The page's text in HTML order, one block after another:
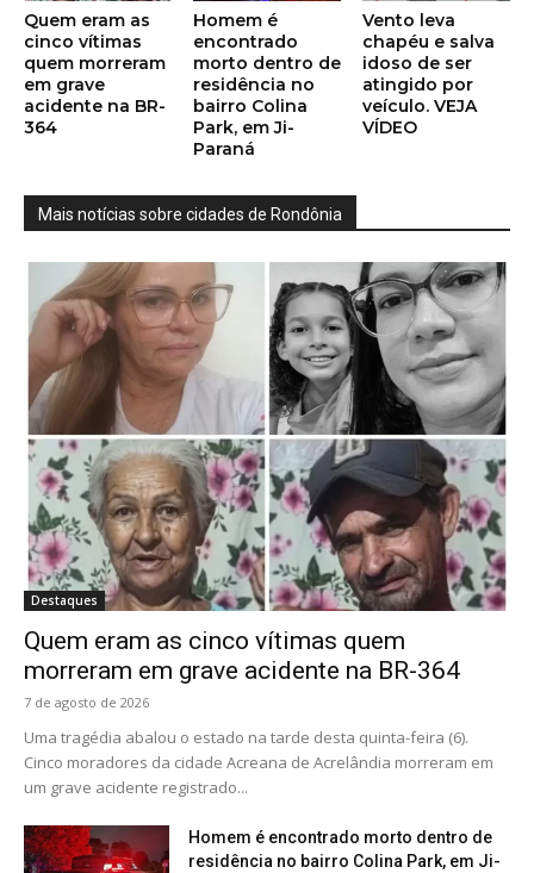
Quem eram as
cinco vítimas
quem morreram
em grave
acidente na BR-
364
Homem é
encontrado
morto dentro de
residência no
bairro Colina
Park, em Ji-
Paraná
Vento leva
chapéu e salva
idoso de ser
atingido por
veículo. VEJA
VÍDEO
Mais notícias sobre cidades de Rondônia
Destaques
Quem eram as cinco vítimas quem
morreram em grave acidente na BR-364
7 de agosto de 2026
Uma tragédia abalou o estado na tarde desta quinta-feira (6).
Cinco moradores da cidade Acreana de Acrelândia morreram em
um grave acidente registrado...
Homem é encontrado morto dentro de
residência no bairro Colina Park, em Ji-